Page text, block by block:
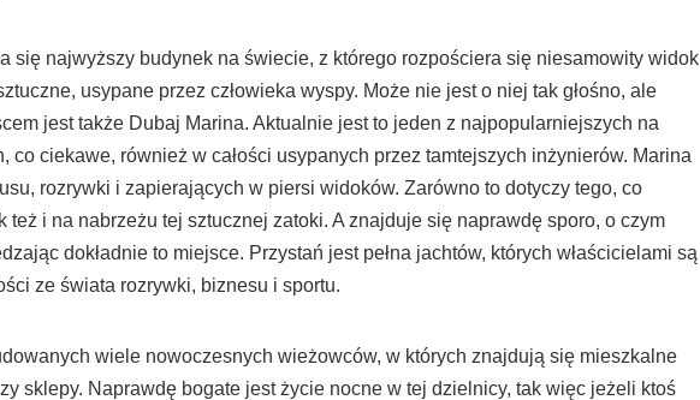
się najwyższy budynek na świecie, z którego rozpościera się niesamowity widok
usypane przez człowieka wyspy. Może nie jest o niej tak głośno, ale
jest także Dubaj Marina. Aktualnie jest to jeden z najpopularniejszych na
co ciekawe, również w całości usypanych przez tamtejszych inżynierów. Marina
rozrywki i zapierających w piersi widoków. Zarówno to dotyczy tego, co
też i na nabrzeżu tej sztucznej zatoki. A znajduje się naprawdę sporo, o czym
dokładnie to miejsce. Przystań jest pełna jachtów, których właścicielami są
ze świata rozrywki, biznesu i sportu.
wiele nowoczesnych wieżowców, w których znajdują się mieszkalne
sklepy. Naprawdę bogate jest życie nocne w tej dzielnicy, tak więc jeżeli ktoś